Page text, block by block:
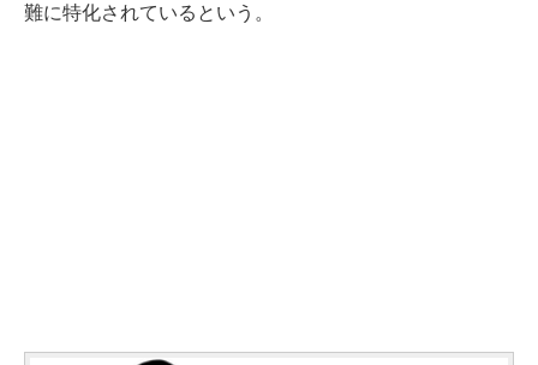
難に特化されているという。